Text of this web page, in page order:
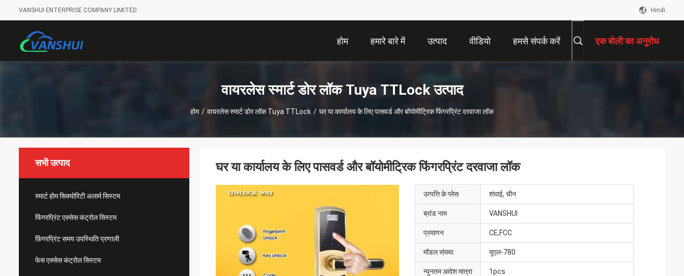
VANSHUI ENTERPRISE COMPANY LIMITED Hindi
होम हमारे बारे में उत्पाद वीडियो हमसे संपर्क करें एक बोली का अनुरोध
वायरलेस स्मार्ट डोर लॉक Tuya TTLock उत्पाद
होम / वायरलेस स्मार्ट डोर लॉक Tuya TTLock / घर या कार्यालय के लिए पासवर्ड और बॉयोमीट्रिक फिंगरप्रिंट दरवाजा लॉक
सभी उत्पाद
स्मार्ट होम सिक्योरिटी अलार्म सिस्टम
फिंगरप्रिंट एक्सेस कंट्रोल सिस्टम
फ़िंगरप्रिंट समय उपस्थिति प्रणाली
फेस एक्सेस कंट्रोल सिस्टम
घर या कार्यालय के लिए पासवर्ड और बॉयोमीट्रिक फिंगरप्रिंट दरवाजा लॉक
उत्पत्ति के प्लेस शंघाई, चीन
ब्रांड नाम VANSHUI
प्रमाणन CE,FCC
मॉडल संख्या यूएल-780
न्यूनतम आदेश मात्रा 1pcs